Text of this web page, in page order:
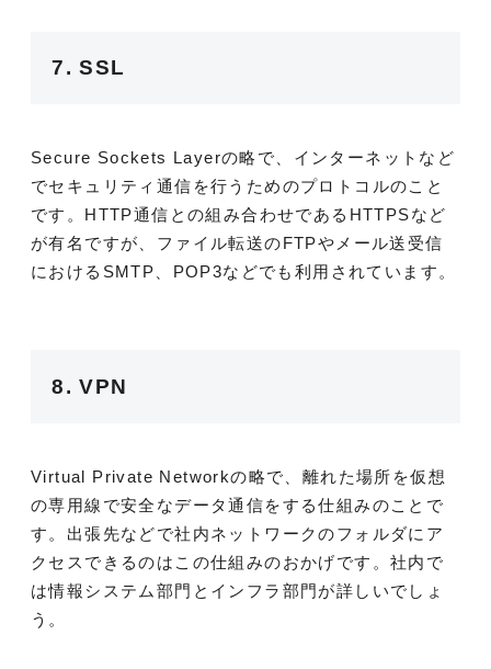
7. SSL
Secure Sockets Layerの略で、インターネットなど
でセキュリティ通信を行うためのプロトコルのこと
です。HTTP通信との組み合わせであるHTTPSなど
が有名ですが、ファイル転送のFTPやメール送受信
におけるSMTP、POP3などでも利用されています。
8. VPN
Virtual Private Networkの略で、離れた場所を仮想
の専用線で安全なデータ通信をする仕組みのことで
す。出張先などで社内ネットワークのフォルダにア
クセスできるのはこの仕組みのおかげです。社内で
は情報システム部門とインフラ部門が詳しいでしょ
う。